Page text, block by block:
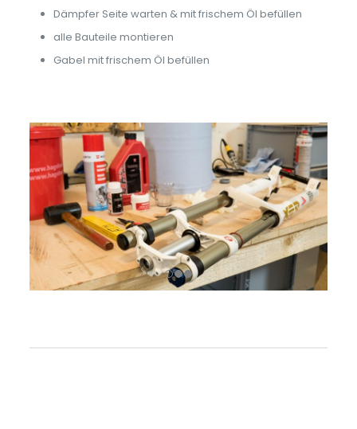
Dämpfer Seite warten & mit frischem Öl befüllen
alle Bauteile montieren
Gabel mit frischem Öl befüllen